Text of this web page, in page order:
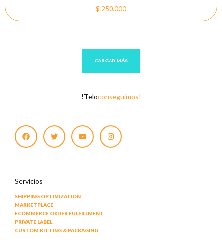
Valorado
con
0
$ 250.000
CARGAR MÁS
!Teloconseguimos!
Servicios
SHIPPING OPTIMIZATION
MARKETPLACE
ECOMMERCE ORDER FULFILLMENT
PRIVATE LABEL
CUSTOM KITTING & PACKAGING